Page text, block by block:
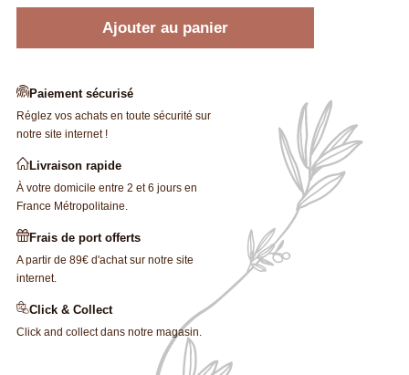
Ajouter au panier
Paiement sécurisé
Réglez vos achats en toute sécurité sur
notre site internet !
Livraison rapide
À votre domicile entre 2 et 6 jours en
France Métropolitaine.
Frais de port offerts
A partir de 89€ d'achat sur notre site
internet.
Click & Collect
Click and collect dans notre magasin.
Connexion
Vous devez être connecté pour ajouter des produits à votre liste
Créer une liste d'envies
Nom de la liste d'envies
Mes listes d'envies